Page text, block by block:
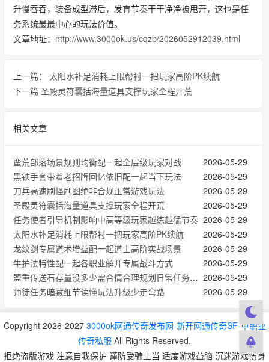
升慢吞吞，装备成型滞后，发育节奏干干净净被甩开，这也是任
务系统最最中心的玩法价值。
文章地址： http://www.3000ok.us/cqzb/2026052912039.html
上一篇： 太阳水补足消耗上限帮衬一把玩家高阶PK续航
下一篇 圣殿灵符囊括海量道具支撑玩家全程开荒
相关文章
2026-05-29
蛮荒部落场景规则均衡配一起全层级玩家对战
2026-05-29
黑铁手套带着老招牌回忆依旧配一起当下玩法
2026-05-29
刀兵高速刷怪刷图绝非合规正常游戏玩法
2026-05-29
圣殿灵符囊括海量道具支撑玩家全程开荒
2026-05-29
任务使者引导机制影响中高等级玩家越练越猛节奏
2026-05-29
太阳水补足消耗上限帮衬一把玩家高阶PK续航
2026-05-29
龙纹剑专属道术增益配一起道士高阶实战场景
2026-05-29
牛护法特性配一起各职业解开专属战斗方式
2026-05-29
盟重传送石存量没多少需合情合理规划日常任务节奏
2026-05-29
师徒任务暗藏细节读懂玩法升级少走弯路
Copyright 2026-2027 3000ok网通传奇发布网-新开网通传奇SF-单职业
传奇私服 All Rights Reserved.
拒绝盗版游戏 注意自我保护 谨防受骗上当 适度游戏益脑 沉迷游戏伤身